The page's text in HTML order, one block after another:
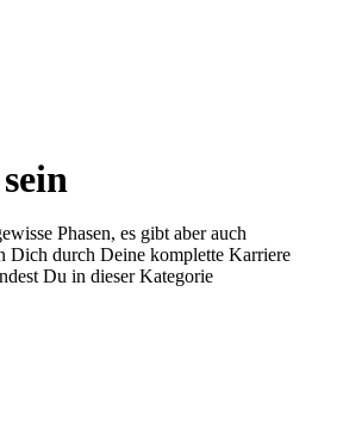
Phasen, es gibt aber auch
Dich durch Deine komplette Karriere
Du in dieser Kategorie